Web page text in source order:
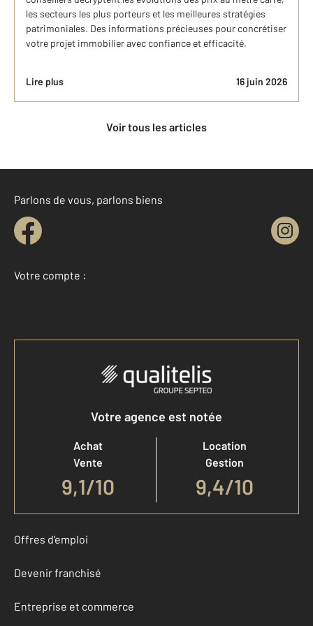
les secteurs les plus porteurs et les meilleures stratégies
patrimoniales. Des informations précieuses pour concrétiser
votre projet immobilier avec confiance et efficacité.
Lire plus 16 juin 2026
Voir tous les articles
Parlons de vous, parlons biens
Votre compte :
Accéder à mon compte
Votre agence est notée
Achat
Vente
9,1/10
Location
Gestion
9,4/10
Offres d'emploi
Devenir franchisé
Entreprise et commerce